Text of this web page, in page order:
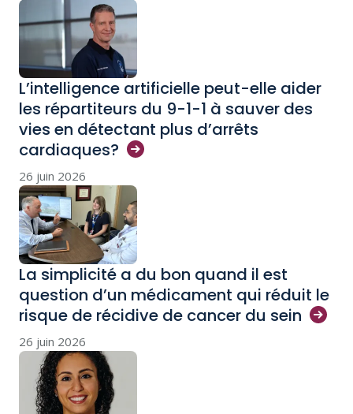
L’intelligence artificielle peut-elle aider
les répartiteurs du 9-1-1 à sauver des
vies en détectant plus d’arrêts
cardiaques?
26 juin 2026
La simplicité a du bon quand il est
question d’un médicament qui réduit le
risque de récidive de cancer du sein
26 juin 2026